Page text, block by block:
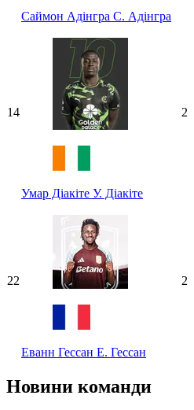
Саймон Адінгра С. Адінгра
14
Умар Діакіте У. Діакіте
2
22
Еванн Гессан Е. Гессан
2
Новини команди